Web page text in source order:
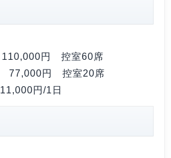
110,000円
控室60席
77,000円
控室20席
11,000円/1日